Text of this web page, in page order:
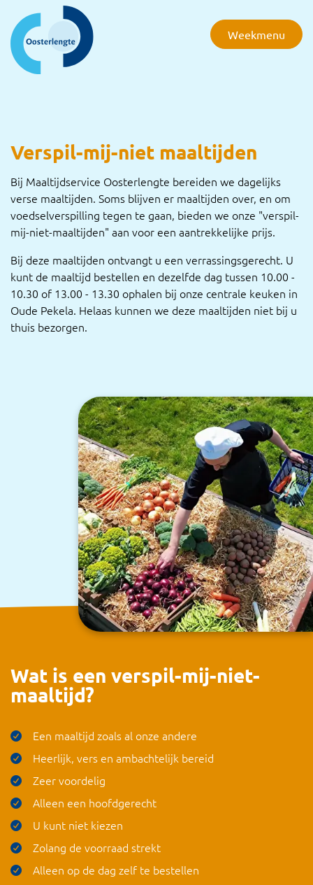
Weekmenu
Verspil-mij-niet maaltijden
Bij Maaltijdservice Oosterlengte bereiden we dagelijks
verse maaltijden. Soms blijven er maaltijden over, en om
voedselverspilling tegen te gaan, bieden we onze "verspil-
mij-niet-maaltijden" aan voor een aantrekkelijke prijs.
Bij deze maaltijden ontvangt u een verrassingsgerecht. U
kunt de maaltijd bestellen en dezelfde dag tussen 10.00 -
10.30 of 13.00 - 13.30 ophalen bij onze centrale keuken in
Oude Pekela. Helaas kunnen we deze maaltijden niet bij u
thuis bezorgen.
Wat is een verspil-mij-niet-
maaltijd?
Een maaltijd zoals al onze andere
Heerlijk, vers en ambachtelijk bereid
Zeer voordelig
Alleen een hoofdgerecht
U kunt niet kiezen
Zolang de voorraad strekt
Alleen op de dag zelf te bestellen